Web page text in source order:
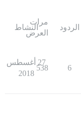
الردود
مرات
العرض
النشاط
6
538
27 أغسطس
2018